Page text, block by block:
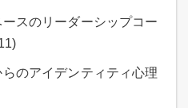
スのリーダーシップコー
のアイデンティティ心理